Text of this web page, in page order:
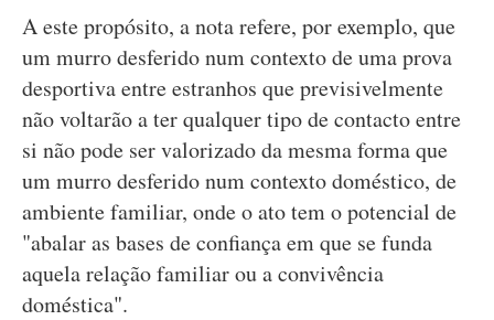
A este propósito, a nota refere, por exemplo, que
um murro desferido num contexto de uma prova
desportiva entre estranhos que previsivelmente
não voltarão a ter qualquer tipo de contacto entre
si não pode ser valorizado da mesma forma que
um murro desferido num contexto doméstico, de
ambiente familiar, onde o ato tem o potencial de
"abalar as bases de confiança em que se funda
aquela relação familiar ou a convivência
doméstica".